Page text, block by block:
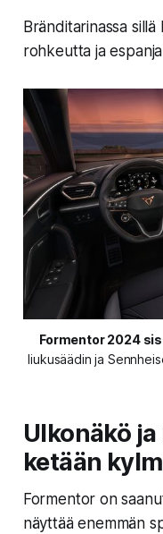
Bränditarinassa
rohkeutta ja
Formentor 2024
liukusäädin ja
Ulkonäkö
ketään
Formentor on
näyttääenemmän